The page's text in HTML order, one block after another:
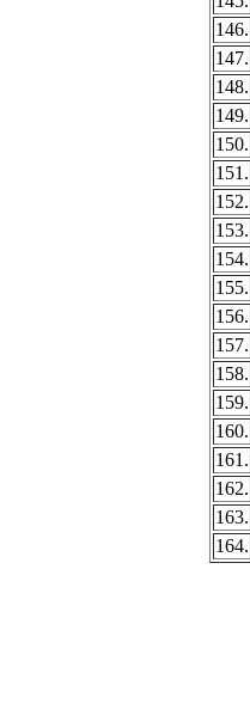
146.
147.
148.
149.
150.
151.
152.
153.
154.
155.
156.
157.
158.
159.
160.
161.
162.
163.
164.